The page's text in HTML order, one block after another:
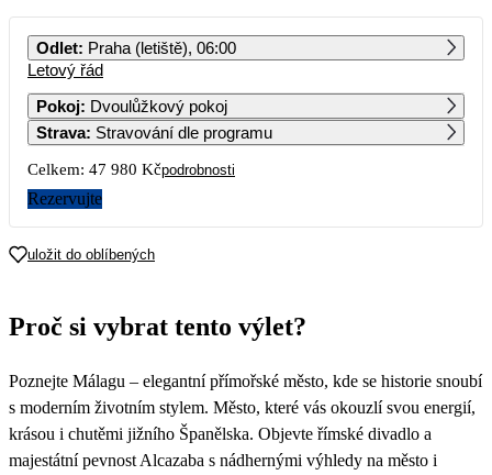
PO ÚT ST ČT PÁ SO NE
2 3 4 5
16
Odlet: Praha (letiště), 06:00
Letový řád
Pokoj: Dvoulůžkový pokoj
Strava: Stravování dle programu
Celkem: 47 980 Kčpodrobnosti
Rezervujte
uložit do oblíbených
Proč si vybrat tento výlet?
Poznejte Málagu – elegantní přímořské město, kde se historie snoubí
s moderním životním stylem. Město, které vás okouzlí svou energií,
krásou i chutěmi jižního Španělska. Objevte římské divadlo a
majestátní pevnost Alcazaba s nádhernými výhledy na město i